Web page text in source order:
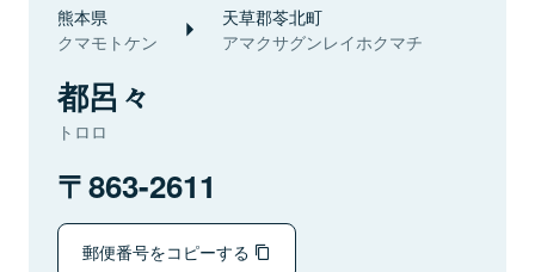
熊本県
クマモトケン
天草郡苓北町
アマクサグンレイホクマチ
都呂々
トロロ
863-2611
郵便番号をコピーする